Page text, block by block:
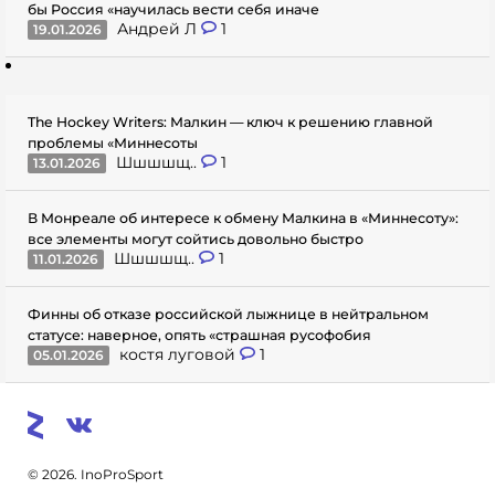
бы Россия «научилась вести себя иначе
19.01.2026
Андрей Л 1
The Hockey Writers: Малкин — ключ к решению главной
проблемы «Миннесоты
13.01.2026
Шшшшщ.. 1
В Монреале об интересе к обмену Малкина в «Миннесоту»:
все элементы могут сойтись довольно быстро
11.01.2026
Шшшшщ.. 1
Финны об отказе российской лыжнице в нейтральном
статусе: наверное, опять «страшная русофобия
05.01.2026
костя луговой 1
© 2026. InoProSport